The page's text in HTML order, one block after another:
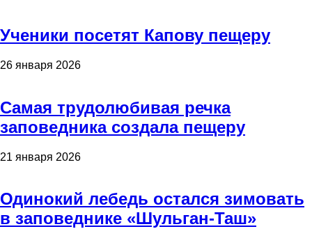
Ученики посетят Капову пещеру
26 января 2026
Самая трудолюбивая речка
заповедника создала пещеру
21 января 2026
Одинокий лебедь остался зимовать
в заповеднике «Шульган-Таш»